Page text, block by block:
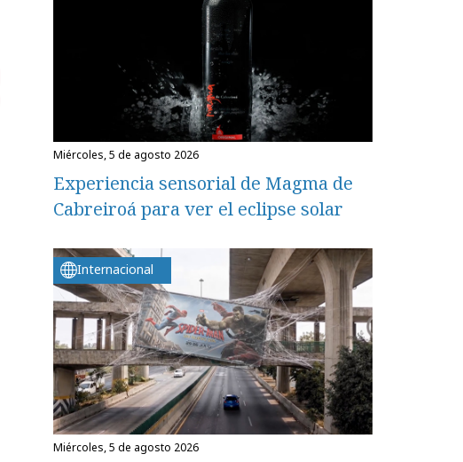
miércoles, 5 de agosto 2026
Experiencia sensorial de Magma de
Cabreiroá para ver el eclipse solar
Internacional
miércoles, 5 de agosto 2026